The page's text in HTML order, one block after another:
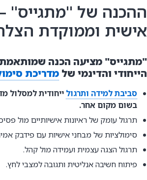
ההכנה של "מתגייס"
אישית וממוקדת
"מתגייס" מציעה הכנה
הייחודי והדינמי של מדריכת
סביבת למידה ותרגול ייחודית למסלול
בשום מקום אחר.
תרגול עומק של ראיונות אישיותיים מול
סימולציות של מבחני אישיות עם פידבק
תרגול הצגה עצמית ועמידה מול קהל.
פיתוח חשיבה אנליטית ותגובה למצבי לחץ.